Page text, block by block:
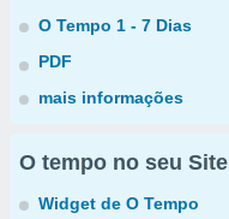
O Tempo 1 - 7 Dias
PDF
mais informações
O tempo no seu Site
Widget de O Tempo